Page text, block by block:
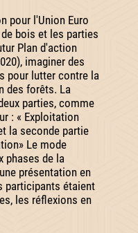
pour l'Union Euro
bois et les parties
Plan d'action
imaginer des
pour lutter contre la
des forêts. La
parties, comme
: « Exploitation
la seconde partie
Le mode
phases de la
présentation en
participants étaient
les réflexions en